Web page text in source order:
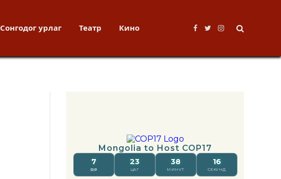
Сонгодог урлаг Театр Кино
Facebook
TwitterInstagram